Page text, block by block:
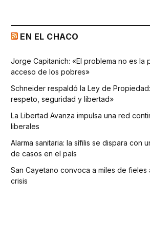
EN EL CHACO
Jorge Capitanich: «El problema no es la
acceso de los pobres»
Schneider respaldó la Ley de Propiedad:
respeto, seguridad y libertad»
La Libertad Avanza impulsa una red
liberales
Alarma sanitaria: la sífilis se dispara con
de casos en el país
San Cayetano convoca a miles de
crisis